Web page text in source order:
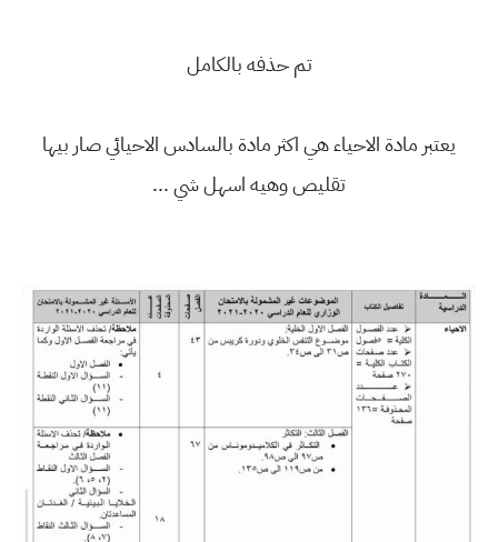
تم حذفه بالكامل
يعتبر مادة الاحياء هي اكثر مادة بالسادس الاحيائي صار بيها
تقليص وهيه اسهل شي ...